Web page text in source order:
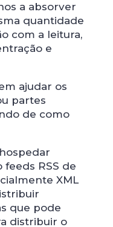
a absorver
quantidade
com a leitura,
e
ajudar os
partes
de como
RSS de
XML
que pode
distribuir o